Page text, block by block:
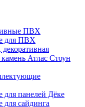
ПВХ
для ПВХ
Атлас Стоун
панелей Дёке
сайдинга